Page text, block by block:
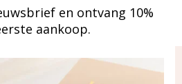
en ontvang 10%
aankoop.